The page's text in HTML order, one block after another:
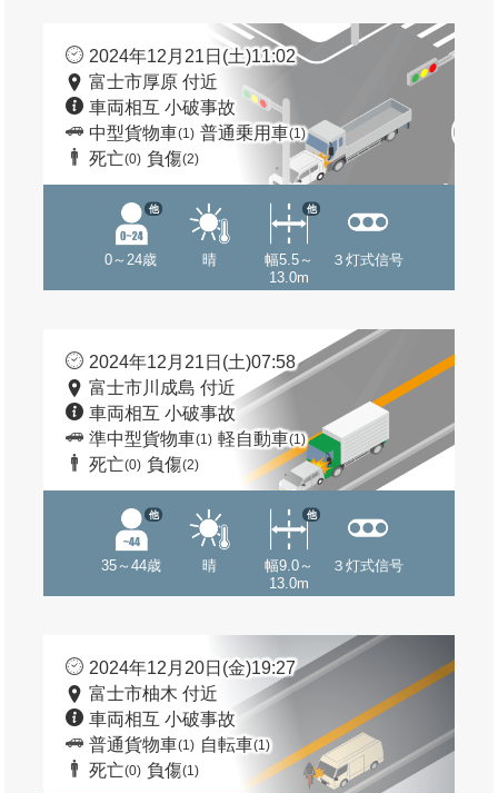
2024年12月21日(土)11:02
富士市厚原 付近
車両相互 小破事故
中型貨物車(1) 普通乗用車(1)
死亡(0) 負傷(2)
0～24歳
他
晴
幅5.5～
13.0m
他
３灯式信号
2024年12月21日(土)07:58
富士市川成島 付近
車両相互 小破事故
準中型貨物車(1) 軽自動車(1)
死亡(0) 負傷(2)
35～44歳
他
晴
幅9.0～
13.0m
他
３灯式信号
2024年12月20日(金)19:27
富士市柚木 付近
車両相互 小破事故
普通貨物車(1) 自転車(1)
死亡(0) 負傷(1)